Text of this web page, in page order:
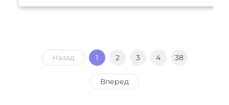
Назад 1 2 3 4 38
Вперед